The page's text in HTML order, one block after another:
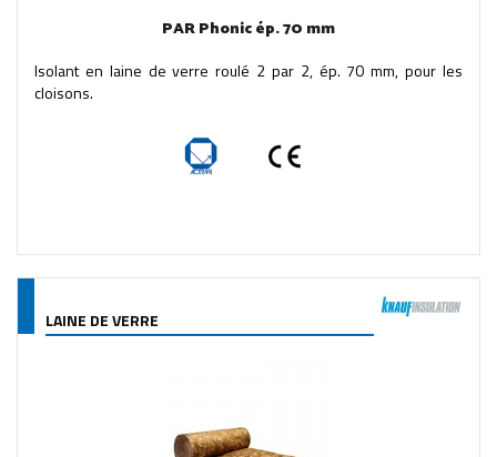
PAR Phonic ép. 70 mm
Isolant en laine de verre roulé 2 par 2, ép. 70 mm, pour les
cloisons.
LAINE DE VERRE